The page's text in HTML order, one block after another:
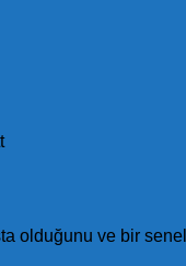
olduğunu ve bir